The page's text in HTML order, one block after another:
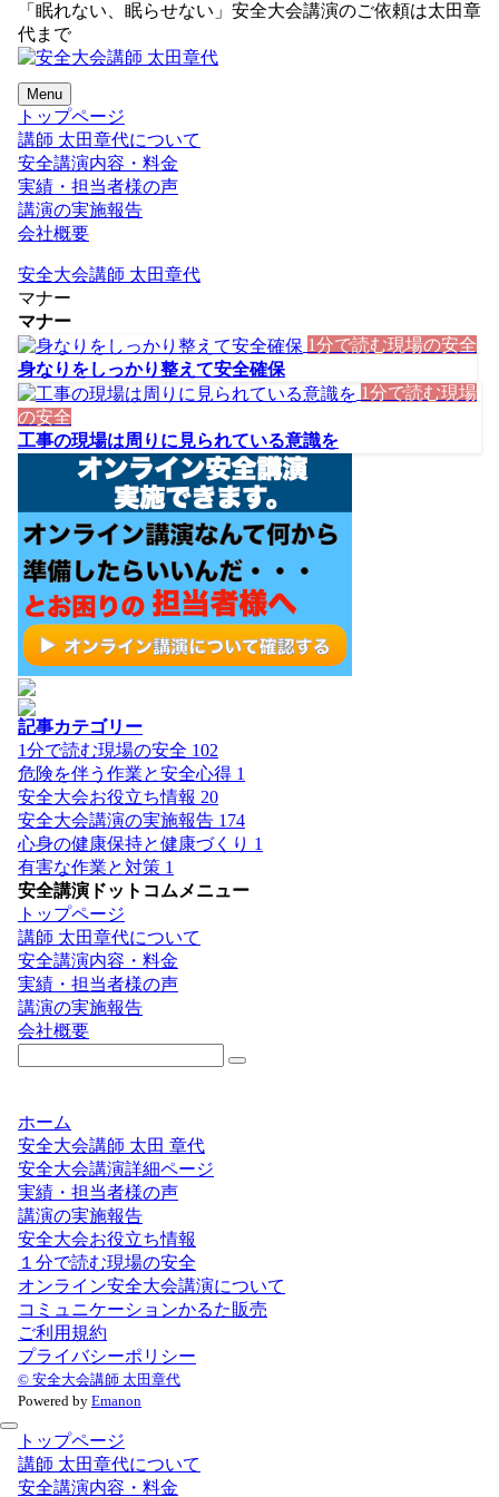
「眠れない、眠らせない」安全大会講演のご依頼は太田章
代まで
Menu
トップページ
講師 太田章代について
安全講演内容・料金
実績・担当者様の声
講演の実施報告
会社概要
安全大会講師 太田章代
マナー
マナー
1分で読む現場の安全
身なりをしっかり整えて安全確保
1分で読む現場
の安全
工事の現場は周りに見られている意識を
記事カテゴリー
1分で読む現場の安全 102
危険を伴う作業と安全心得 1
安全大会お役立ち情報 20
安全大会講演の実施報告 174
心身の健康保持と健康づくり 1
有害な作業と対策 1
安全講演ドットコムメニュー
トップページ
講師 太田章代について
安全講演内容・料金
実績・担当者様の声
講演の実施報告
会社概要
ホーム
安全大会講師 太田 章代
安全大会講演詳細ページ
実績・担当者様の声
講演の実施報告
安全大会お役立ち情報
１分で読む現場の安全
オンライン安全大会講演について
コミュニケーションかるた販売
ご利用規約
プライバシーポリシー
© 安全大会講師 太田章代
Powered by Emanon
トップページ
講師 太田章代について
安全講演内容・料金